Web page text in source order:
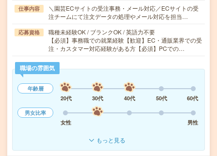
仕事内容
＼園芸ECサイトの受注事務・メール対応／ECサイトの受
注チームにて注文データの処理やメール対応を担当…
応募資格
職種未経験OK / ブランクOK / 英語力不要
【必須】事務職での就業経験【歓迎】EC・通販業界での受
注・カスタマー対応経験がある方【必須】PCでの…
職場の雰囲気
年齢層
20代
30代 40代 50代
60代
男女比率
女性
男性
もっと見る